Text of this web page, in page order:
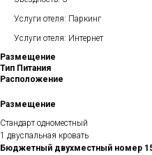
Услуги отеля: Паркинг
Услуги отеля: Интернет
Размещение
Тип Питания
Расположение
Размещение
Стандарт одноместный
1 двуспальная кровать
Бюджетный двухместный номер